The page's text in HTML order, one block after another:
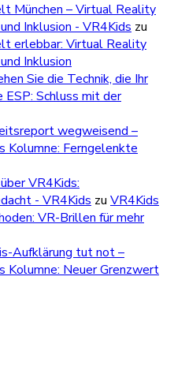
München – Virtual Reality
Inklusion - VR4Kids zu
erlebbar: Virtual Reality
Inklusion
Sie die Technik, die Ihr
ESP: Schluss mit der
wegweisend –
Kolumne: Ferngelenkte
VR4Kids:
- VR4Kids zu VR4Kids
VR-Brillen für mehr
Aufklärung tut not –
Kolumne: Neuer Grenzwert